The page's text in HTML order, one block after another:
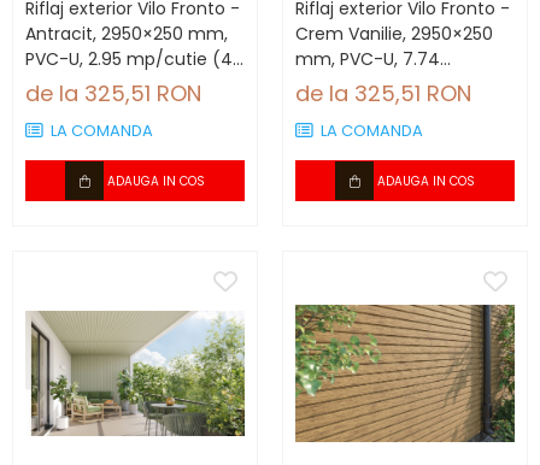
Riflaj exterior Vilo Fronto -
Antracit, 2950×250 mm,
PVC-U, 2.95 mp/cutie (4
bucăți)
de la 325,51 RON
LA COMANDA
ADAUGA IN COS
Riflaj exterior Vilo Fronto -
Crem Vanilie, 2950×250
mm, PVC-U, 7.74
mp/cutie (10 bucăți)
de la 325,51 RON
LA COMANDA
ADAUGA IN COS